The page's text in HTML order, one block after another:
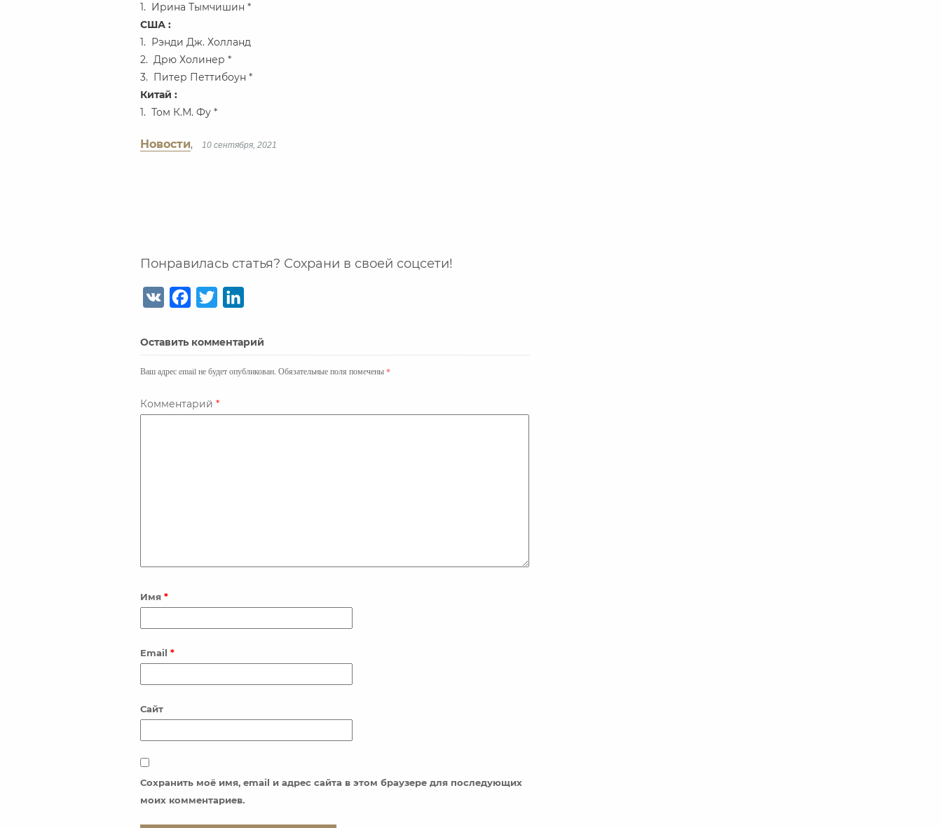
1. Ирина Тымчишин *
США :
1. Рэнди Дж. Холланд
2. Дрю Холинер *
3. Питер Петтибоун *
Китай :
1. Том К.М. Фу *
Новости, 10 сентября, 2021
Понравилась статья? Сохрани в своей соцсети!
e
b
o
k
t
r
k
e
n
Оставить комментарий
Ваш адрес email не будет опубликован. Обязательные поля помечены *
Комментарий *
Имя *
Email *
Сайт
Сохранить моё имя, email и адрес сайта в этом браузере для последующих
моих комментариев.